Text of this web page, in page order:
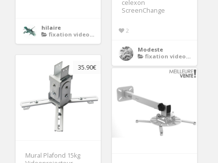
hilaire
fixation videoprojecteur
celexon
ScreenChange
2
Modeste
fixation videoprojecteur
35.90€
Mural Plafond 15kg